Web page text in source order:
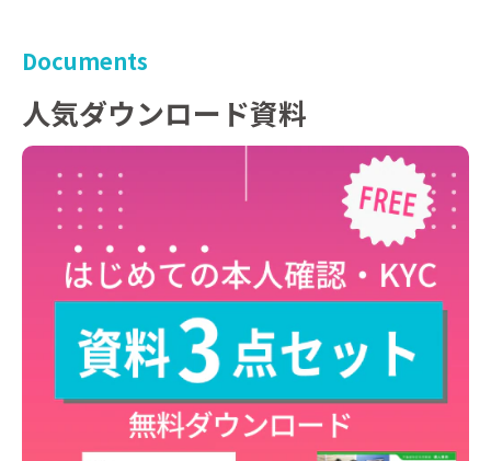
Documents
人気ダウンロード資料